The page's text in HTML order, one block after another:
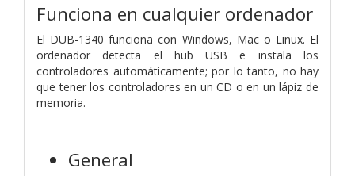
Funciona en cualquier ordenador
El DUB-1340 funciona con Windows, Mac o Linux. El
ordenador detecta el hub USB e instala los
controladores automáticamente; por lo tanto, no hay
que tener los controladores en un CD o en un lápiz de
memoria.
General